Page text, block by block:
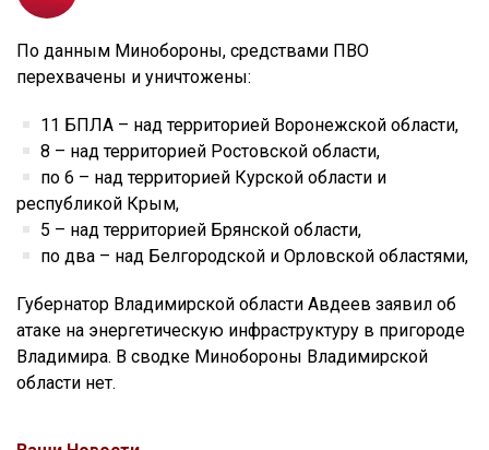
По данным Минобороны, средствами ПВО
перехвачены и уничтожены:
11 БПЛА – над территорией Воронежской области,
8 – над территорией Ростовской области,
по 6 – над территорией Курской области и
республикой Крым,
5 – над территорией Брянской области,
по два – над Белгородской и Орловской областями,
Губернатор Владимирской области Авдеев заявил об
атаке на энергетическую инфраструктуру в пригороде
Владимира. В сводке Минобороны Владимирской
области нет.